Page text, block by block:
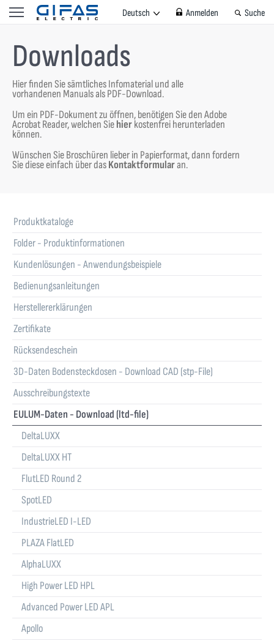
Deutsch Anmelden Suche
Downloads
Hier finden Sie sämtliches Infomaterial und alle
vorhandenen Manuals als PDF-Download.
Um ein PDF-Dokument zu öffnen, benötigen Sie den Adobe
Acrobat Reader, welchen Siehierkostenfrei herunterladen
können.
Wünschen Sie Broschüren lieber in Papierformat, dann fordern
Sie diese einfach über dasKontaktformularan.
Produktkataloge
Folder - Produktinformationen
Kundenlösungen - Anwendungsbeispiele
Bedienungsanleitungen
Herstellererklärungen
Zertifikate
Rücksendeschein
3D-Daten Bodensteckdosen - Download CAD (stp-File)
Ausschreibungstexte
EULUM-Daten - Download (ltd-file)
DeltaLUXX
DeltaLUXX HT
FlutLED Round 2
SpotLED
IndustrieLED I-LED
PLAZA FlatLED
AlphaLUXX
High Power LED HPL
Advanced Power LED APL
Apollo